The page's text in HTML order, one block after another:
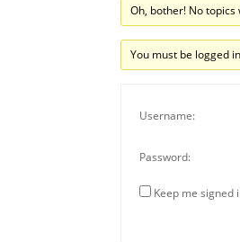
Oh, bother! No
You must be logged
Username:
Password:
Keep me signed